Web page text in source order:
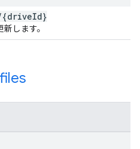
{driveId}
します。
files